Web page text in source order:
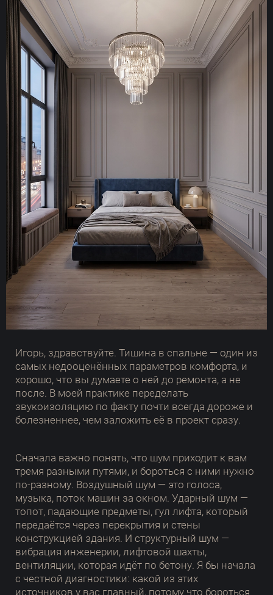
Игорь, здравствуйте. Тишина в спальне — один из
самых недооценённых параметров комфорта, и
хорошо, что вы думаете о ней до ремонта, а не
после. В моей практике переделать
звукоизоляцию по факту почти всегда дороже и
болезненнее, чем заложить её в проект сразу.
Сначала важно понять, что шум приходит к вам
тремя разными путями, и бороться с ними нужно
по-разному. Воздушный шум — это голоса,
музыка, поток машин за окном. Ударный шум —
топот, падающие предметы, гул лифта, который
передаётся через перекрытия и стены
конструкцией здания. И структурный шум —
вибрация инженерии, лифтовой шахты,
вентиляции, которая идёт по бетону. Я бы начала
с честной диагностики: какой из этих
источников у вас главный, потому что бороться